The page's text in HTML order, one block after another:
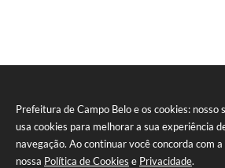
Prefeitura de Campo Belo e os cookies: nosso
usa cookies para melhorar a sua experiência
navegação. Ao continuar você concorda com a
nossa Política de Cookies e Privacidade.